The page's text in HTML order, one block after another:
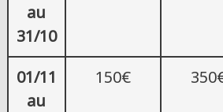
au
31/10
01/11
au
150€